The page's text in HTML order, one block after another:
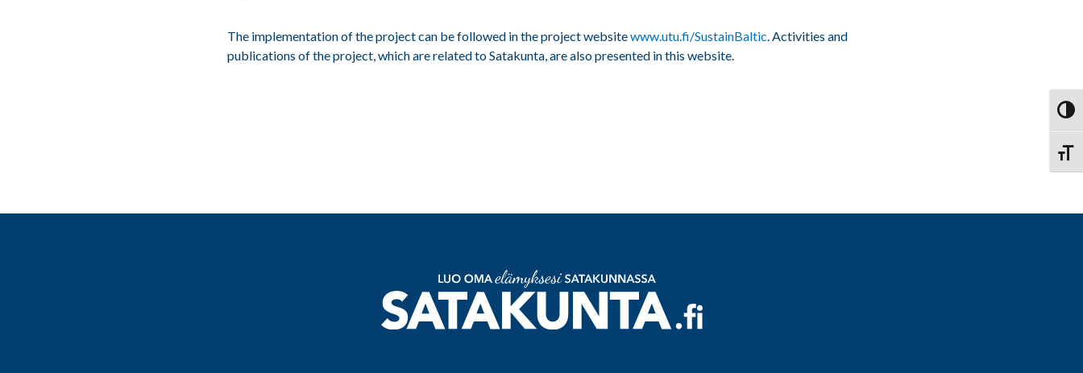
The implementation of the project can be followed in the project websitewww.utu.fi/SustainBaltic. Activities and
publications of the project, which are related to Satakunta, are also presented in this website.